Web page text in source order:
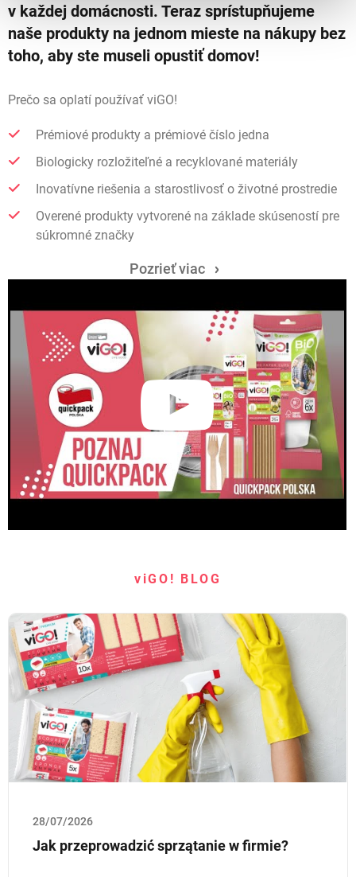
v každej domácnosti. Teraz sprístupňujeme
naše produkty na jednom mieste na nákupy bez
toho, aby ste museli opustiť domov!
Prečo sa oplatí používať viGO!
Prémiové produkty a prémiové číslo jedna
Biologicky rozložiteľné a recyklované materiály
Inovatívne riešenia a starostlivosť o životné prostredie
Overené produkty vytvorené na základe skúseností pre
súkromné ​​značky
Pozrieť viac
28/07/2026
Jak przeprowadzić sprzątanie w firmie?